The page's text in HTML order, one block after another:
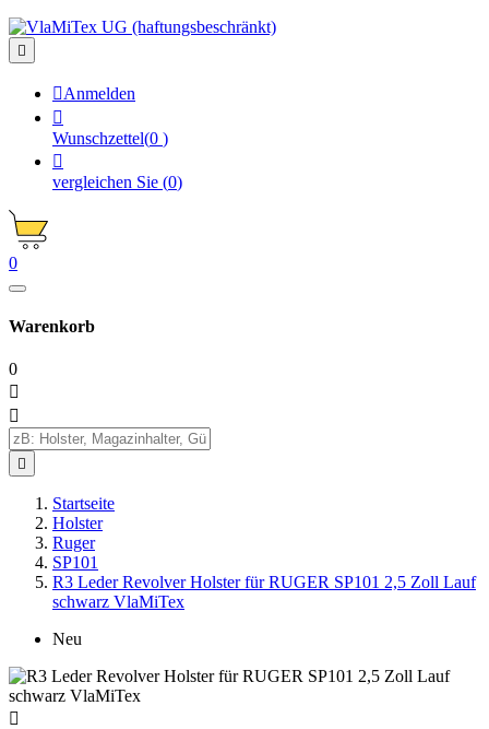

Anmelden

Wunschzettel(0 )

vergleichen Sie (0)
0
Warenkorb
0



Startseite
Holster
Ruger
SP101
R3 Leder Revolver Holster für RUGER SP101 2,5 Zoll Lauf
schwarz VlaMiTex
Neu
